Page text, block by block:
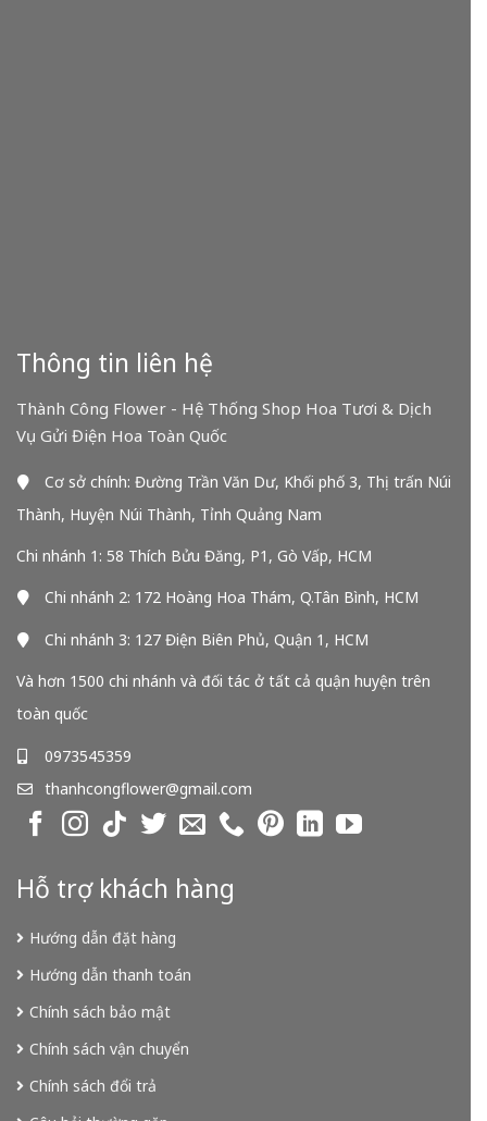
Thông tin liên hệ
Thành Công Flower - Hệ Thống Shop Hoa Tươi & Dịch
Vụ Gửi Điện Hoa Toàn Quốc
Cơ sở chính: Đường Trần Văn Dư, Khối phố 3, Thị trấn Núi
Thành, Huyện Núi Thành, Tỉnh Quảng Nam
Chi nhánh 1: 58 Thích Bửu Đăng, P1, Gò Vấp, HCM
Chi nhánh 2: 172 Hoàng Hoa Thám, Q.Tân Bình, HCM
Chi nhánh 3: 127 Điện Biên Phủ, Quận 1, HCM
Và hơn 1500 chi nhánh và đối tác ở tất cả quận huyện trên
toàn quốc
0973545359
thanhcongflower@gmail.com
Hỗ trợ khách hàng
Hướng dẫn đặt hàng
Hướng dẫn thanh toán
Chính sách bảo mật
Chính sách vận chuyển
Chính sách đổi trả